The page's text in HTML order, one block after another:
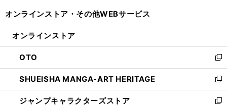
開
ン
ウ
で
開
く
ウ
ン
ド
ウ
で
開
く
オンラインストア・ その他WEBサービス
オンラインストア
OTO
新
し
い
ウ
ィ
SHUEISHA MANGA-ART HERITAGE
新
し
い
ジャンプキャラクターズストア
新